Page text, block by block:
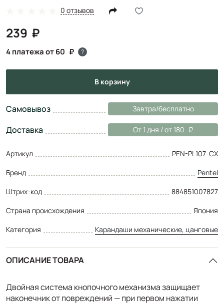
0 отзывов
239
4 платежа от 60 ?
в корзину
Самовывоз Завтра/бесплатно
Доставка От 1 дня / от 180
Артикул
PEN-PL107-CX
Бренд
Pentel
Штрих-код
884851007827
Страна происхождения
Япония
Категория
Карандаши механические, цанговые
ОПИСАНИЕ ТОВАРА
Двойная система кнопочного механизма защищает
наконечник от повреждений — при первом нажатии